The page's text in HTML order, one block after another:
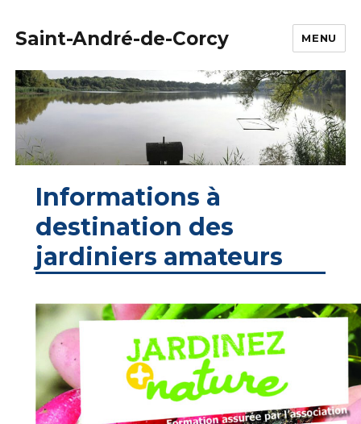
Saint-André-de-Corcy MENU
Informations à
destination des
jardiniers amateurs